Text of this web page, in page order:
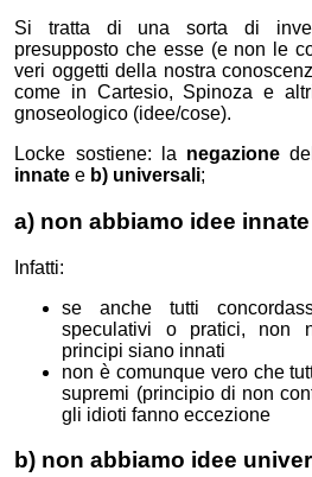
Si tratta di una sorta di
presupposto che esse (e non le
veri oggetti della nostra
come in Cartesio, Spinoza e
gnoseologico (idee/cose).
Locke sostiene: la negazione
innate e b) universali;
a) non abbiamo idee innate
Infatti:
se anche tutti
speculativi o pratici, non
principi siano innati
non è comunque vero che
supremi (principio di non
gli idioti fanno eccezione
b) non abbiamo idee